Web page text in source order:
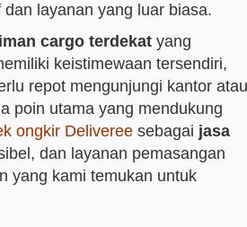
layanan yang luar biasa.
cargo terdekat yang
keistimewaan tersendiri,
repot mengunjungi kantor atau
poin utama yang mendukung
ongkir Deliveree sebagai jasa
dan layanan pemasangan
yang kami temukan untuk